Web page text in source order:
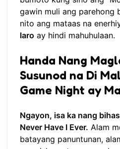
gawin muli ang parehong
nito ang mataas na
laro ay hindi mahuhulaan.
Handa Nang
Susunod na Di
Game Night ay
Ngayon, isa ka nang
Never Have I Ever. Alam
batayang panuntunan,